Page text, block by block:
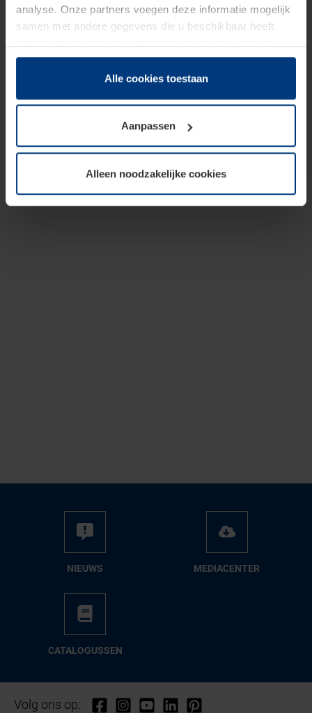
analyse. Onze partners voegen deze informatie mogelijk
samen met andere gegevens die u beschikbaar heeft
dienstverlening hebben verzameld.
Juridisch zijn wij gerechtigd om cookies op uw computer
onze pagina's absoluut noodzakelijk is. Voor alle andere
soorten cookies is uw toestemming vereist. Uw
toestemming kunt u op elk moment bij de uitleg van de
wijzigen of herroepen.
Alle cookies toestaan
Aanpassen
Alleen noodzakelijke cookies
NIEUWS ME­DIA­CEN­TER
CA­TA­LO­GUS­SEN
Volg ons op: